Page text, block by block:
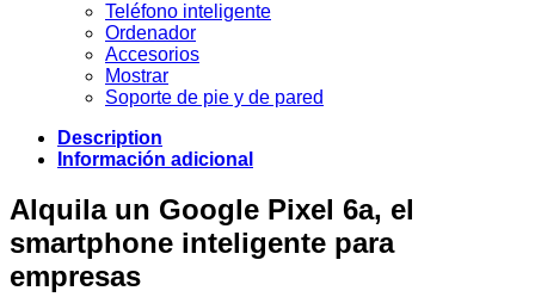
Teléfono inteligente
Ordenador
Accesorios
Mostrar
Soporte de pie y de pared
Description
Información adicional
Alquila un Google Pixel 6a, el
smartphone inteligente para
empresas